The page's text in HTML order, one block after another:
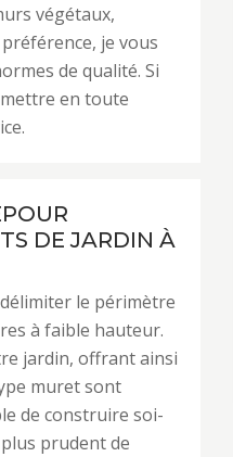
végétaux,
je vous
de qualité. Si
en toute
DE JARDIN À
le périmètre
à faible hauteur.
jardin, offrant ainsi
muret sont
de construire soi-
prudent de